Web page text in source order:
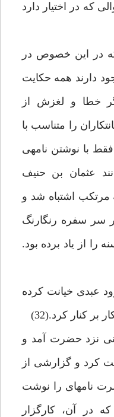
كه در اختيار دارد
كه در اين خصوص در
دارند همه حكايت
خطا و لغزش از
را متناسب با
با نوشتن نامه‏ى
عثمان بن حنيف
مرتكب اشتباه شد و
سر سفره رنگارنگ
را از ياد برده بود.
عبدى خيانت كرده
كنار كرد.(32)
نزد حضرت آمد و
كرد و گزارشى از
نامه‏اى را نوشت
در آن، كارگزار